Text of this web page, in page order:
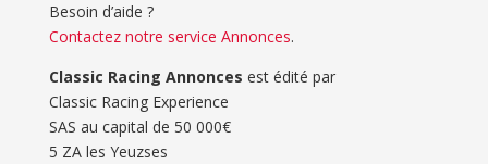
Besoin d’aide ?
Contactez notre service Annonces.
Classic Racing Annonces est édité par
Classic Racing Experience
SAS au capital de 50 000€
5 ZA les Yeuzses